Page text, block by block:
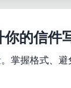
你的信件
掌握格式、